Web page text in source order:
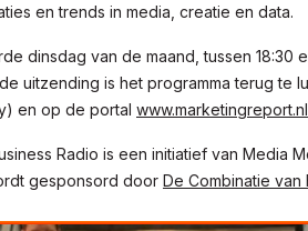
en trends in media, creatie en data.
dinsdag van de maand, tussen 18:30
uitzending is het programma terug te
en op de portal www.marketingreport.nl
Radio is een initiatief van Media
gesponsord door De Combinatie van